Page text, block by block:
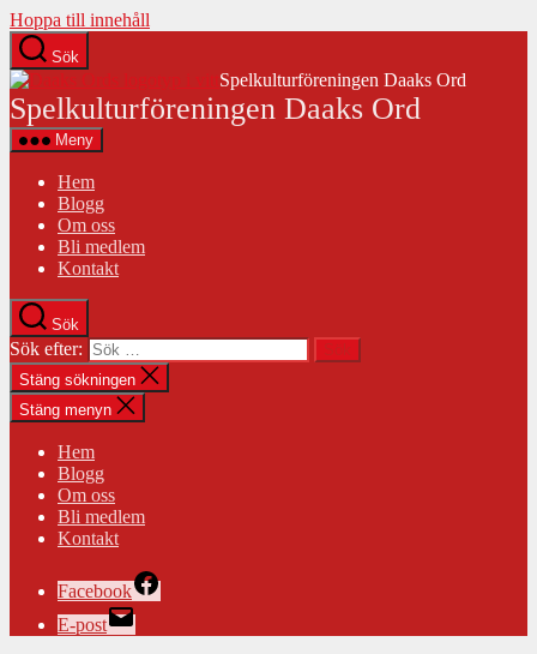
Hoppa till innehåll
Sök
Spelkulturföreningen Daaks Ord
Spelkulturföreningen Daaks Ord
Meny
Hem
Blogg
Om oss
Bli medlem
Kontakt
Sök
Sök efter:
Stäng sökningen
Stäng menyn
Hem
Blogg
Om oss
Bli medlem
Kontakt
Facebook
E-post